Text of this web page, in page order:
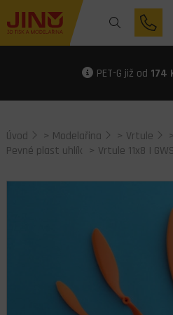
PET-G již od 174
Úvod > Modelařina > Vrtule >
Pevné plast uhlík > Vrtule 11x8 I GWS